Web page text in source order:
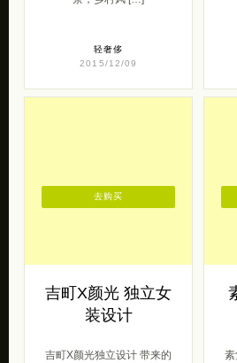
轻奢侈
2015/12/09
吉町X颜光 独立女
装设计
吉町X颜光独立设计 带来的
去购买
素